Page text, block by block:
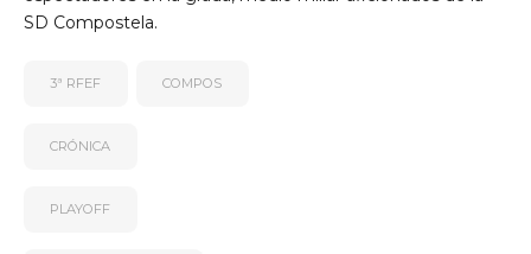
SD Compostela.
3ª RFEF COMPOS
CRÓNICA
PLAYOFF